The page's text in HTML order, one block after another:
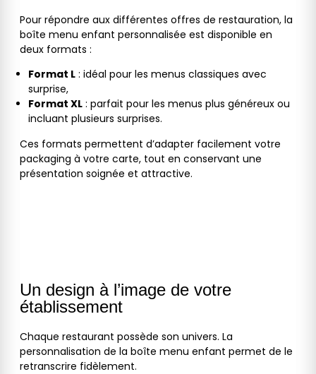
Pour répondre aux différentes offres de restauration, la
boîte menu enfant personnalisée est disponible en
deux formats :
Format L : idéal pour les menus classiques avec
surprise,
Format XL : parfait pour les menus plus généreux ou
incluant plusieurs surprises.
Ces formats permettent d’adapter facilement votre
packaging à votre carte, tout en conservant une
présentation soignée et attractive.
Un design à l’image de votre
établissement
Chaque restaurant possède son univers. La
personnalisation de la boîte menu enfant permet de le
retranscrire fidèlement.